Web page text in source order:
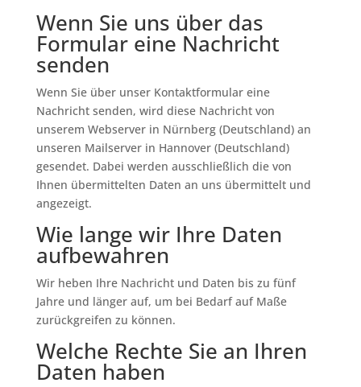
Wenn Sie uns über das
Formular eine Nachricht
senden
Wenn Sie über unser Kontaktformular eine
Nachricht senden, wird diese Nachricht von
unserem Webserver in Nürnberg (Deutschland) an
unseren Mailserver in Hannover (Deutschland)
gesendet. Dabei werden ausschließlich die von
Ihnen übermittelten Daten an uns übermittelt und
angezeigt.
Wie lange wir Ihre Daten
aufbewahren
Wir heben Ihre Nachricht und Daten bis zu fünf
Jahre und länger auf, um bei Bedarf auf Maße
zurückgreifen zu können.
Welche Rechte Sie an Ihren
Daten haben